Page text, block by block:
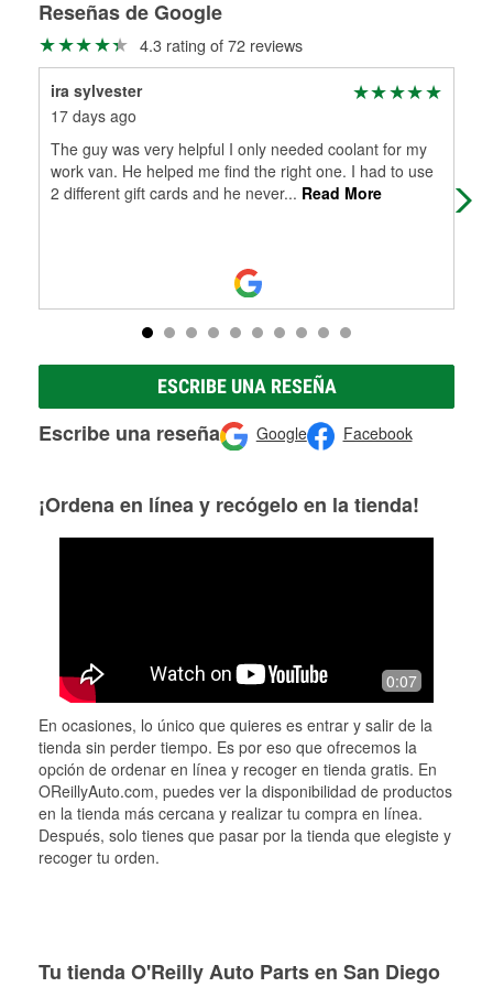
Más información sobre el Programa de Préstamo de
Herramientas de O'Reilly
medirán tus tambores o discos para determinar si pueden
ser rectificados con seguridad. Si tus tambores o discos no
pueden ser reutilizados, podemos ayudarte a encontrar las
partes de reemplazo correctas para tu reparación.
Rectificación de tambores y discos de freno
Reseñas de Google
4.3 rating of 72 reviews
ira sylvester
17 days ago
The guy was very helpful I only needed coolant for my
work van. He helped me find the right one. I had to use
2 different gift cards and he never... Read More
ESCRIBE UNA RESEÑA
Escribe una reseña Google Facebook
¡Ordena en línea y recógelo en la tienda!
0:07
En ocasiones, lo único que quieres es entrar y salir de la
tienda sin perder tiempo. Es por eso que ofrecemos la
opción de ordenar en línea y recoger en tienda gratis. En
OReillyAuto.com, puedes ver la disponibilidad de productos
en la tienda más cercana y realizar tu compra en línea.
Después, solo tienes que pasar por la tienda que elegiste y
recoger tu orden.
Tu tienda O'Reilly Auto Parts en San Diego